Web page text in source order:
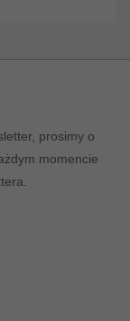
prosimy o
momencie